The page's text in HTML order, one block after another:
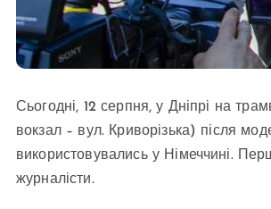
Сьогодні, 12 серпня, у Дніпрі на
вокзал – вул. Криворізька) після
використовувались у Німеччині.
журналісти.